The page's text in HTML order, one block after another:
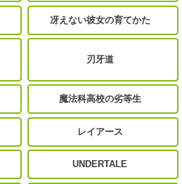
冴えない彼女の育てかた
刃牙道
魔法科高校の劣等生
レイアース
UNDERTALE